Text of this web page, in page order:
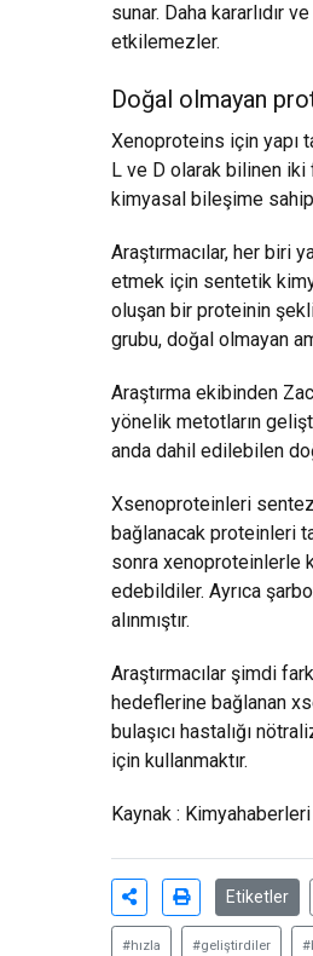
sunar. Daha kararlıdır
etkilemezler.
Doğal olmayan
Xenoproteins için yapı
L ve D olarak bilinen iki
kimyasal bileşime
Araştırmacılar, her biri
etmek için sentetik
oluşan bir proteinin
grubu, doğal olmayan
Araştırma ekibinden
yönelik metotların
anda dahil edilebilen
Xsenoproteinleri
bağlanacak proteinleri
sonra xenoproteinlerle
edebildiler. Ayrıca
alınmıştır.
Araştırmacılar şimdi
hedeflerine bağlanan
bulaşıcı hastalığı
için kullanmaktır.
Kaynak : Kimyahaberleri
Etiketler
#hızla #geliştirdiler